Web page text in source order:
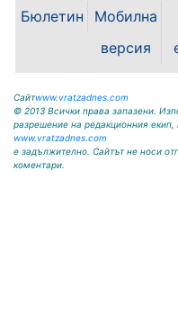
сонет – песен
награждаването
НЧ „Христо Ботев
Бюлетин
Мобилна
версия
Сайтwww.vratzadnes.com
© 2013 Всички права запазени.
разрешение на редакционния екип,
www.vratzadnes.com
е задължително. Сайтът не носи
коментари.